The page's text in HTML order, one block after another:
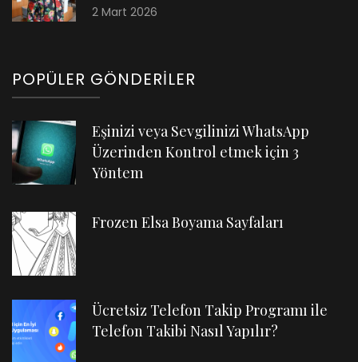
2 Mart 2026
POPÜLER GÖNDERILER
Eşinizi veya Sevgilinizi WhatsApp
Üzerinden Kontrol etmek için 3
Yöntem
Frozen Elsa Boyama Sayfaları
Ücretsiz Telefon Takip Programı ile
Telefon Takibi Nasıl Yapılır?